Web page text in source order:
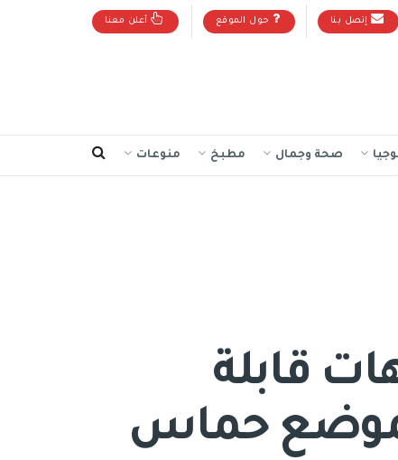
إتصل بنا حول الموقع أعلن معنا
صحة وجمال مطبخ منوعات
قابلة
تموضع حماس